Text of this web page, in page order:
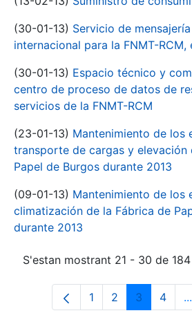
(30-01-13) Servicio de
internacional para la FNMT-
(30-01-13) Espacio técnico y
centro de proceso de datos de
servicios de la FNMT-RCM
(23-01-13) Mantenimiento de los
transporte de cargas y elevación
Papel de Burgos durante 2013
(09-01-13) Mantenimiento de los
climatización de la Fábrica de
durante 2013
S'estan mostrant 21 - 30 de
Pàgina
1 Pàgina
2 Pàgina
3 4 ...